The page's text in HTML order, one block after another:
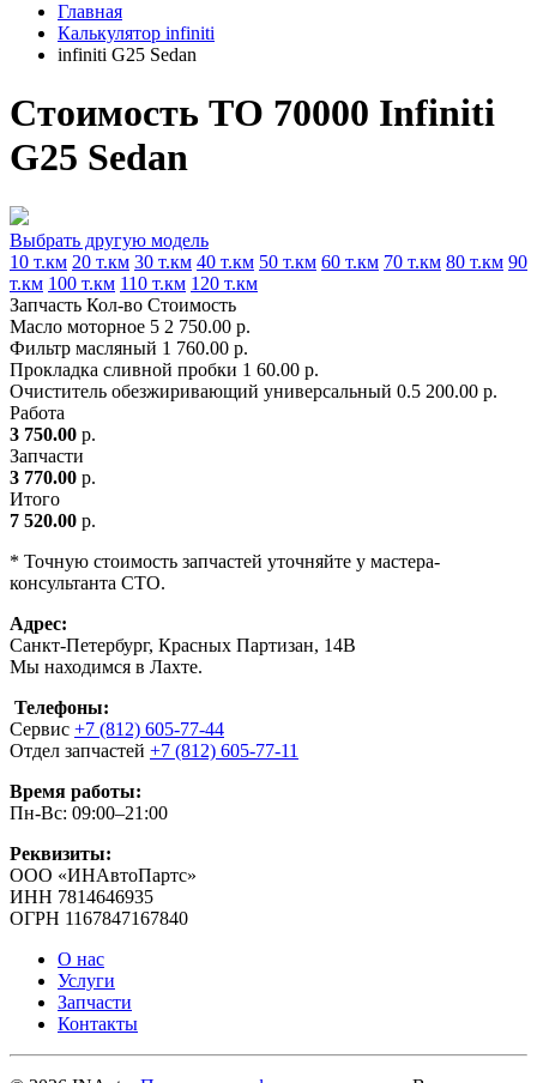
Главная
Калькулятор infiniti
infiniti G25 Sedan
Стоимость ТО 70000 Infiniti
G25 Sedan
Выбрать другую модель
10 т.км 20 т.км 30 т.км 40 т.км 50 т.км 60 т.км 70 т.км 80 т.км 90
т.км 100 т.км 110 т.км 120 т.км
Запчасть Кол-во Стоимость
Масло моторное 5 2 750.00 р.
Фильтр масляный 1 760.00 р.
Прокладка сливной пробки 1 60.00 р.
Очиститель обезжиривающий универсальный 0.5 200.00 р.
Работа
3 750.00 р.
Запчасти
3 770.00 р.
Итого
7 520.00 р.
* Точную стоимость запчастей уточняйте у мастера-
консультанта СТО.
Адрес:
Санкт-Петербург, Красных Партизан, 14В
Мы находимся в Лахте.
Телефоны:
Сервис +7 (812) 605-77-44
Отдел запчастей +7 (812) 605-77-11
Время работы:
Пн-Вс: 09:00–21:00
Реквизиты:
ООО «ИНАвтоПартс»
ИНН 7814646935
ОГРН 1167847167840
О нас
Услуги
Запчасти
Контакты